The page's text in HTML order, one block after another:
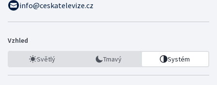
info@ceskatelevize.cz
Vzhled
Světlý Tmavý Systém